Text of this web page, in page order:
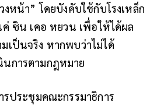
งหน้า” โดยบังคับใช้กับโรงเหล็ก
ซิน เคอ หยวน เพื่อให้ได้ผล
เป็นจริง หากพบว่าไม่ได้
นการตามกฎหมาย
รประชุมคณะกรรมาธิการ